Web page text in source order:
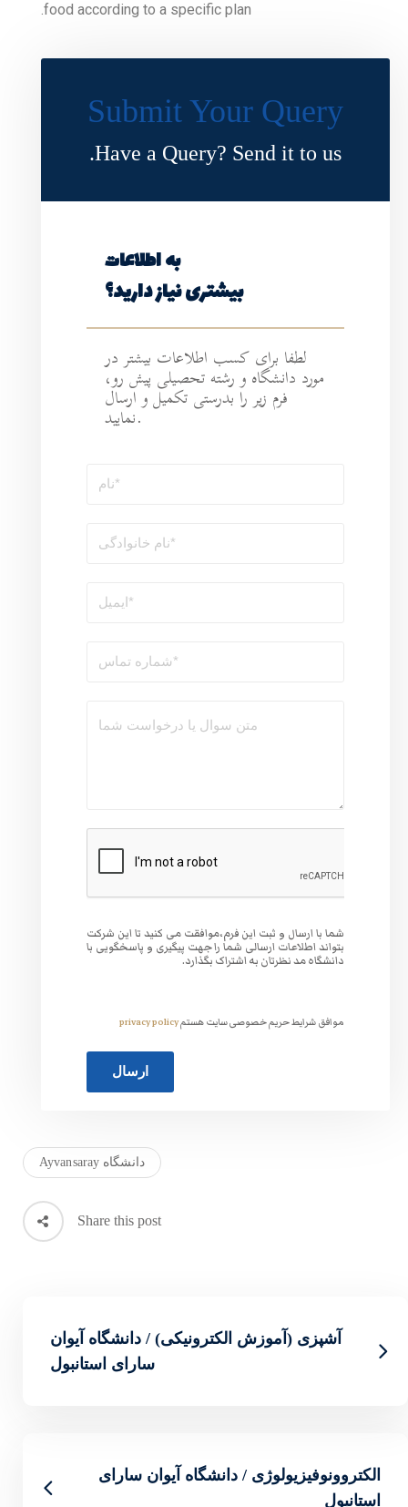
food according to a
Submit
Have a
بیشتر در
تحصیلی پیش رو،
تکمیل و ارسال
می کنید تا این شرکت
جهت پیگیری و پاسخگویی با
privacy policy
/ دانشگاه آیوان
آیوان سارای